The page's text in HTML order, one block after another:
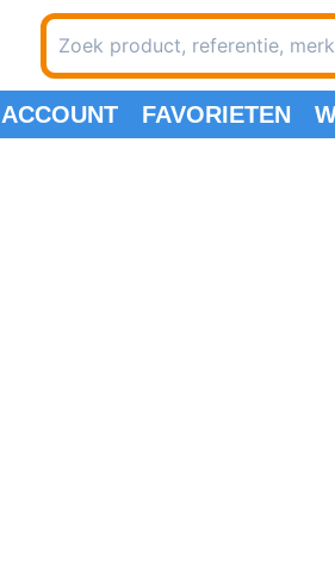
Zoeken
naar:
ACCOUNT FAVORIETEN